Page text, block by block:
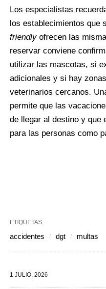
Los especialistas
los establecimientos que
friendlyofrecen las
reservar conviene
utilizar las mascotas, si
adicionales y si hay
veterinarios cercanos.
permite que las
de llegar al destino y que
para las personas como
ETIQUETAS:
accidentes dgt multas
1 JULIO, 2026